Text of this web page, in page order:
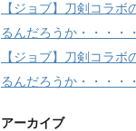
【ジョブ】刀剣コラ
るんだろうか・・・・・
【ジョブ】刀剣コラ
るんだろうか・・・・・
アーカイブ